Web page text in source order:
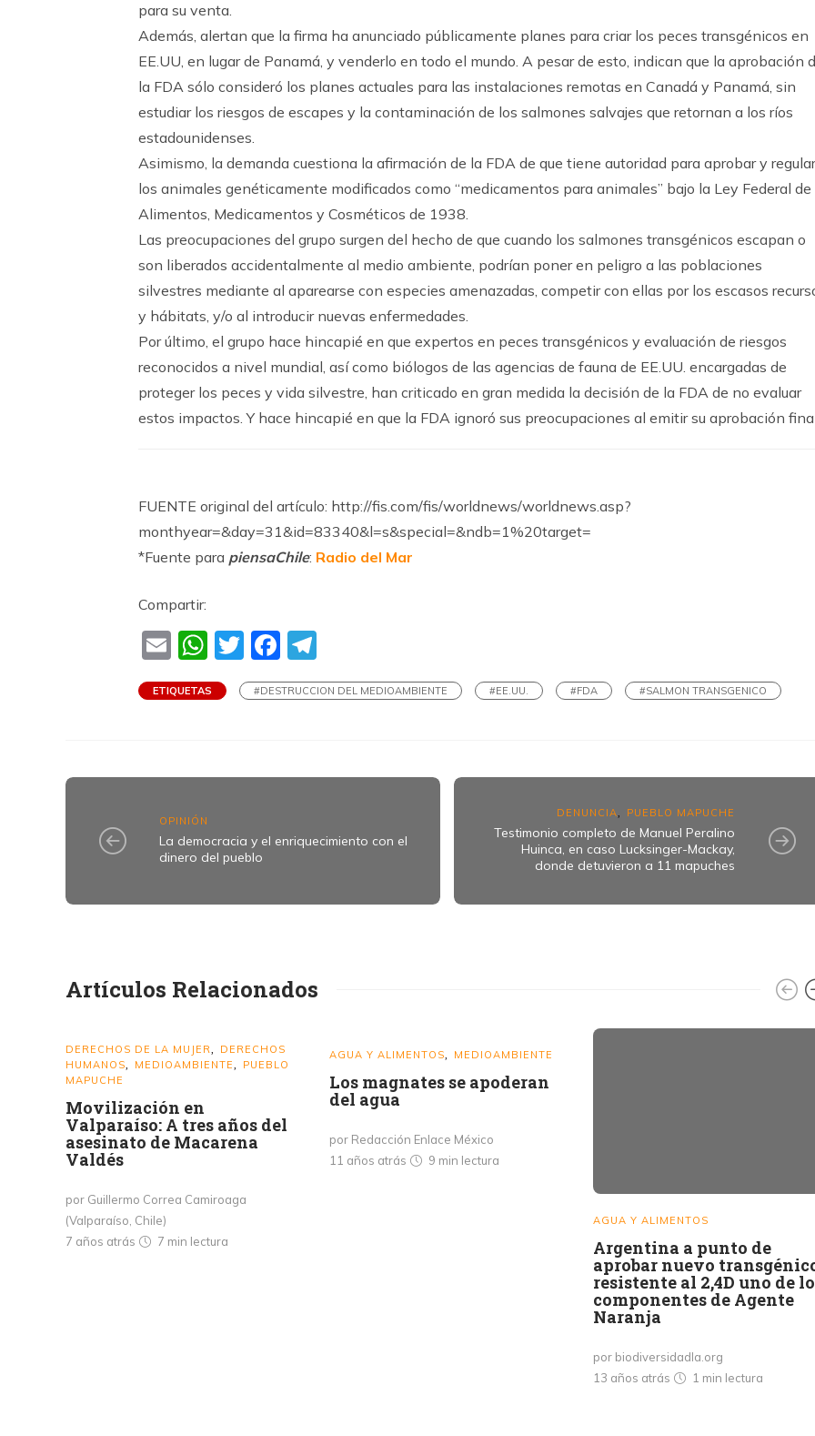
para su venta.
Además, alertan que la firma ha anunciado públicamente planes para criar los peces transgénicos en
EE.UU, en lugar de Panamá, y venderlo en todo el mundo. A pesar de esto, indican que la aprobación
la FDA sólo consideró los planes actuales para las instalaciones remotas en Canadá y Panamá, sin
estudiar los riesgos de escapes y la contaminación de los salmones salvajes que retornan a los ríos
estadounidenses.
Asimismo, la demanda cuestiona la afirmación de la FDA de que tiene autoridad para aprobar y regular
los animales genéticamente modificados como “medicamentos para animales” bajo la Ley Federal de
Alimentos, Medicamentos y Cosméticos de 1938.
Las preocupaciones del grupo surgen del hecho de que cuando los salmones transgénicos escapan o
son liberados accidentalmente al medio ambiente, podrían poner en peligro a las poblaciones
silvestres mediante al aparearse con especies amenazadas, competir con ellas por los escasos
y hábitats, y/o al introducir nuevas enfermedades.
Por último, el grupo hace hincapié en que expertos en peces transgénicos y evaluación de riesgos
reconocidos a nivel mundial, así como biólogos de las agencias de fauna de EE.UU. encargadas de
proteger los peces y vida silvestre, han criticado en gran medida la decisión de la FDA de no evaluar
estos impactos. Y hace hincapié en que la FDA ignoró sus preocupaciones al emitir su aprobación
FUENTE original del artículo: http://fis.com/fis/worldnews/worldnews.asp?
monthyear=&day=31&id=83340&l=s&special=&ndb=1%20target=
*Fuente para piensaChile: Radio del Mar
Compartir:
EmailWhatsApp
TwitterFacebook
ETIQUETAS #DESTRUCCION DEL MEDIOAMBIENTE #EE.UU. #FDA #SALMON TRANSGENICO
OPINIÓN
La democracia y el enriquecimiento con el
dinero del pueblo
DENUNCIA PUEBLO MAPUCHE
Testimonio completo de Manuel Peralino
Huinca, en caso Lucksinger-Mackay,
donde detuvieron a 11 mapuches
Artículos Relacionados
DERECHOS DE LA MUJER
DERECHOS
HUMANOS
MEDIOAMBIENTE
PUEBLO
MAPUCHE
Movilización en
Valparaíso: A tres años del
asesinato de Macarena
Valdés
por Guillermo Correa Camiroaga
(Valparaíso, Chile)
7 años atrás
7 min lectura
AGUA Y ALIMENTOS MEDIOAMBIENTE
Los magnates se apoderan
del agua
por Redacción Enlace México
11 años atrás
9 min lectura
AGUA Y ALIMENTOS
Argentina a punto de
aprobar nuevo
resistente al 2,4D uno de
componentes de Agente
Naranja
por biodiversidadla.org
13 años atrás
1 min lectura